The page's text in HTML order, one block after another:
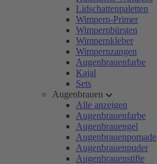
Lidschattenpaletten
Wimpern-Primer
Wimpernbürsten
Wimpernkleber
Wimpernzangen
Augenbrauenfarbe
Kajal
Sets
Augenbrauen
Alle anzeigen
Augenbrauenfarbe
Augenbrauengel
Augenbrauenpomade
Augenbrauenpuder
Augenbrauenstifte